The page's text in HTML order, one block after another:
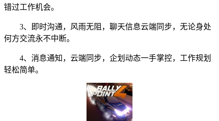
错过工作机会。
3、即时沟通，风雨无阻，聊天信息云端同步，无论身处
何方交流永不中断。
4、消息通知，云端同步，企划动态一手掌控，工作规划
轻松简单。